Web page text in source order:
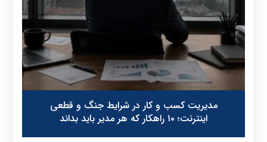
مدیریت کسب و کار در شرایط جنگ و قطعی
اینترنت؛ ۱۰ راهکار که هر مدیر باید بداند